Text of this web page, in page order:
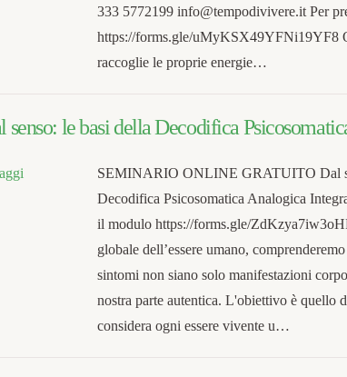
333 5772199 info@tempodivivere.it Per
https://forms.gle/uMyKSX49YFNi19YF8
raccoglie le proprie energie…
le basi della Decodifica
SEMINARIO ONLINE GRATUITO Dal
Decodifica Psicosomatica Analogica
il modulo https://forms.gle/
globale dell’essere umano,
sintomi non siano solo manifestazioni
nostra parte autentica. L'obiettivo è quello
considera ogni essere vivente u…